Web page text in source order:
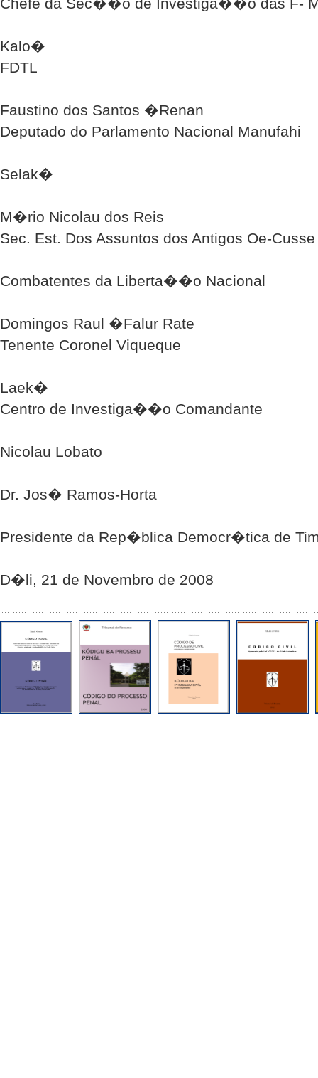
Kalo�
FDTL
Faustino dos Santos �Renan
Deputado do Parlamento Nacional Manufahi
Selak�
M�rio Nicolau dos Reis
Sec. Est. Dos Assuntos dos Antigos Oe-Cusse
Combatentes da Liberta��o Nacional
Domingos Raul �Falur Rate
Tenente Coronel Viqueque
Laek�
Centro de Investiga��o Comandante
Nicolau Lobato
Dr. Jos� Ramos-Horta
Presidente da Rep�blica Democr�tica de
D�li, 21 de Novembro de 2008